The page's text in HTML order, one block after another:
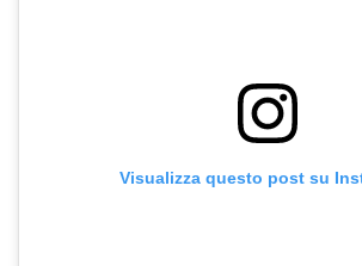
Visualizza questo post su